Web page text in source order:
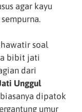
agar kayu
soal
bibit jati
dari
Unggul
dipatok
umur